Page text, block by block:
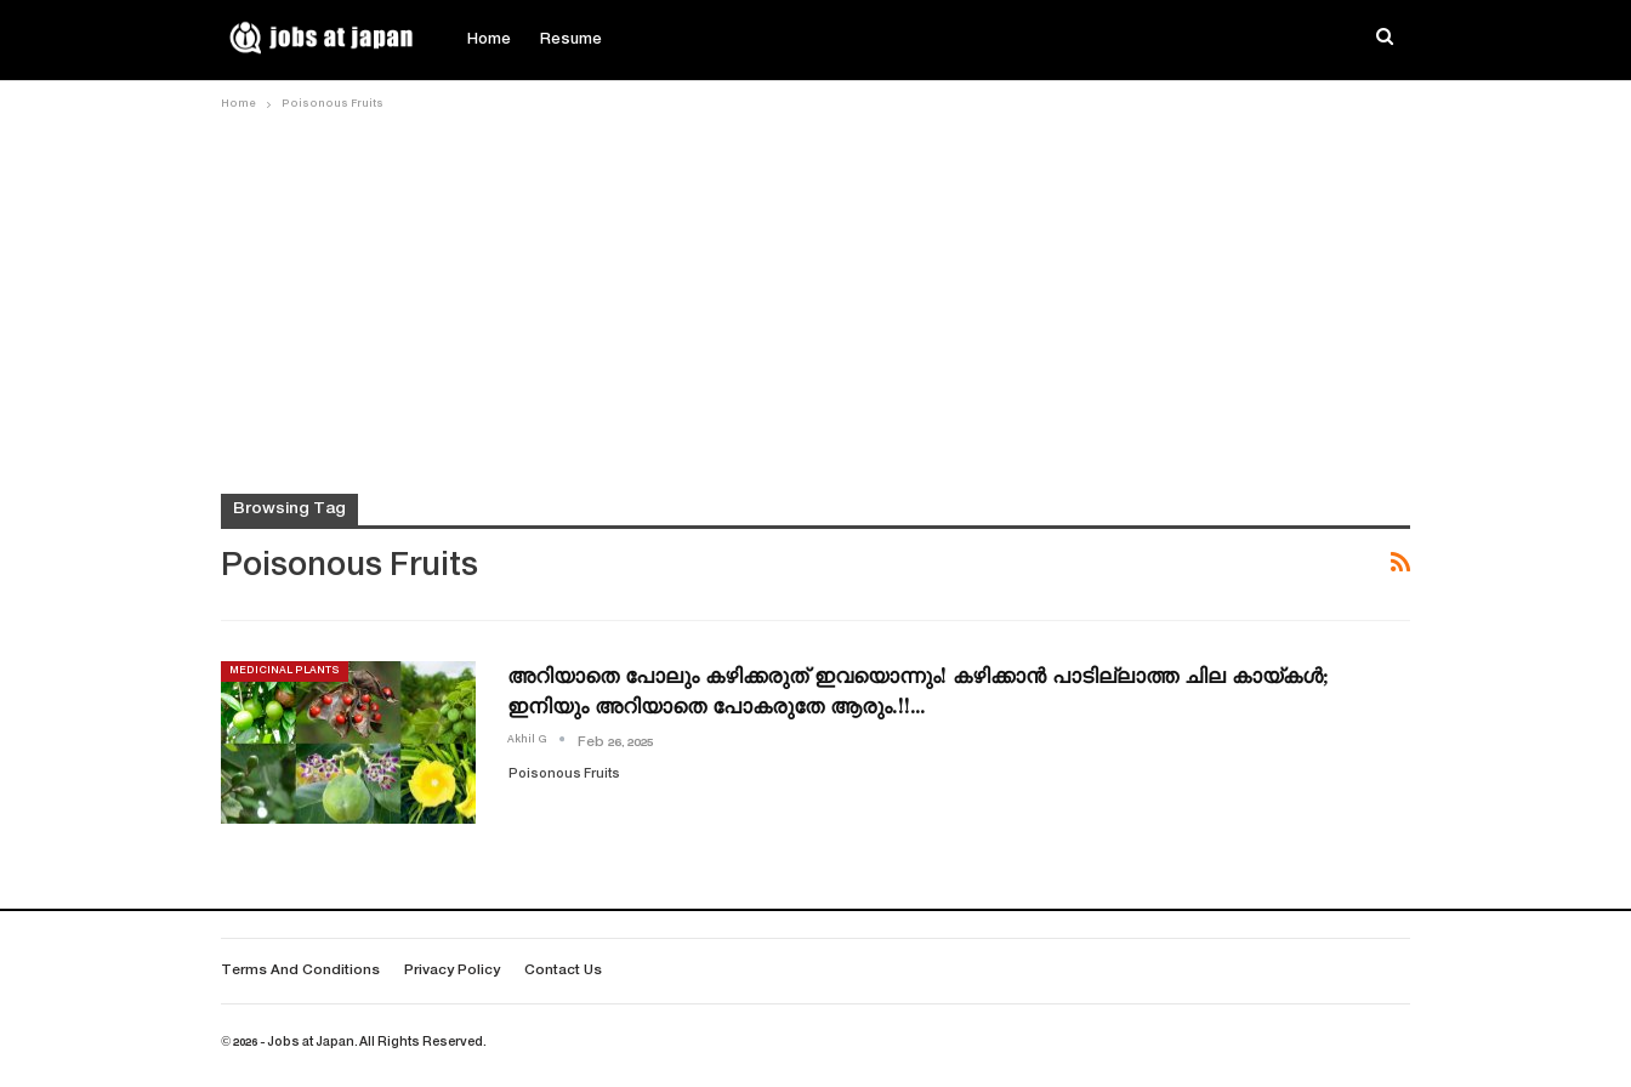
Home Resume
Home Poisonous Fruits
Browsing Tag
Poisonous Fruits
MEDICINAL PLANTS
അറിയാതെ പോലും കഴിക്കരുത് ഇവയൊന്നും! കഴിക്കാൻ പാടില്ലാത്ത ചില കായ്‌കൾ;
ഇനിയും അറിയാതെ പോകരുതേ ആരും.!!…
Akhil G Feb 26, 2025
Poisonous Fruits
Terms And Conditions Privacy Policy Contact Us
© 2026 - Jobs at Japan. All Rights Reserved.